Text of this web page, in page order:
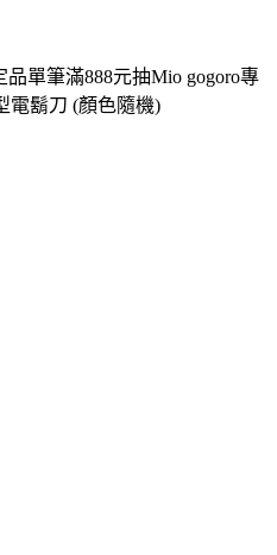
品單筆滿888元抽Mio gogoro專
電鬍刀 (顏色隨機)